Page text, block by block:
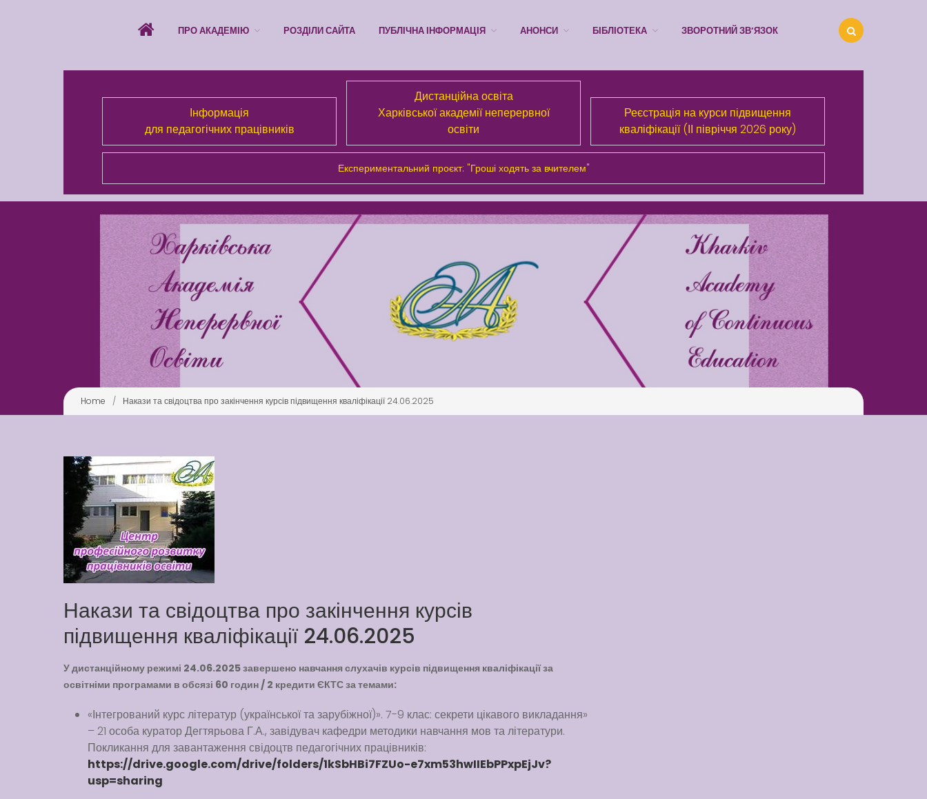
Про Академію
Розділи сайта
Анонси
Бібліотека
Зворотний зв’язок
Latter match class
Play is Our Brain’s Favorite
Latter match class
ПРО АКАДЕМІЮ РОЗДІЛИ САЙТА ПУБЛІЧНА ІНФОРМАЦІЯ АНОНСИ БІБЛІОТЕКА ЗВОРОТНИЙ ЗВ’ЯЗОК
Інформація
для педагогічних працівників
Дистанційна освіта
Харківської академії неперервної
освіти
Реєстрація на курси підвищення
кваліфікації (ІІ півріччя 2026 року)
Експериментальний проєкт: "Гроші ходять за вчителем"
Home / Накази та свідоцтва про закінчення курсів підвищення кваліфікації 24.06.2025
Накази та свідоцтва про закінчення курсів
підвищення кваліфікації 24.06.2025
У дистанційному режимі 24.06.2025 завершено навчання слухачів курсів підвищення кваліфікації за
освітніми програмами в обсязі 60 годин / 2 кредити ЄКТС за темами:
«Інтегрований курс літератур (української та зарубіжної)». 7-9 клас: секрети цікавого викладання»
– 21 особа куратор Дегтярьова Г.А., завідувач кафедри методики навчання мов та літератури.
Покликання для завантаження свідоцтв педагогічних працівників:
https://drive.google.com/drive/folders/1kSbHBi7FZUo-e7xm53hwIIEbPPxpEjJv?
usp=sharing